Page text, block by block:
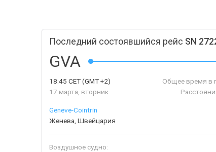
Последний состоявшийся рейс SN
GVA
18:45 CET(GMT +2)
17 марта, вторник
Общее время в
Geneve-Сointrin
Женева, Швейцария
Воздушное судно: